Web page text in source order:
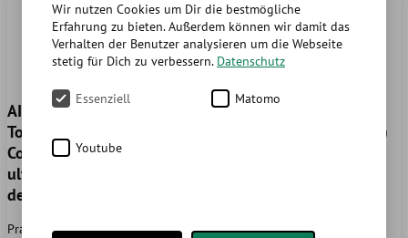
AI-powered Development
Tools 2025: GitHub
Copilot vs Cursor - Der
ultimative Leitfaden für
deutsche Entwickler
Praktischer Leitfaden für AI-
Integration von Large
Language Models (LLMs)
assistierte Entwicklung mit
Wir nutzen Cookies um Dir die bestmögliche
Erfahrung zu bieten. Außerdem können wir damit das
Verhalten der Benutzer analysieren um die Webseite
stetig für Dich zu verbessern. Datenschutz
Essenziell Matomo
Youtube